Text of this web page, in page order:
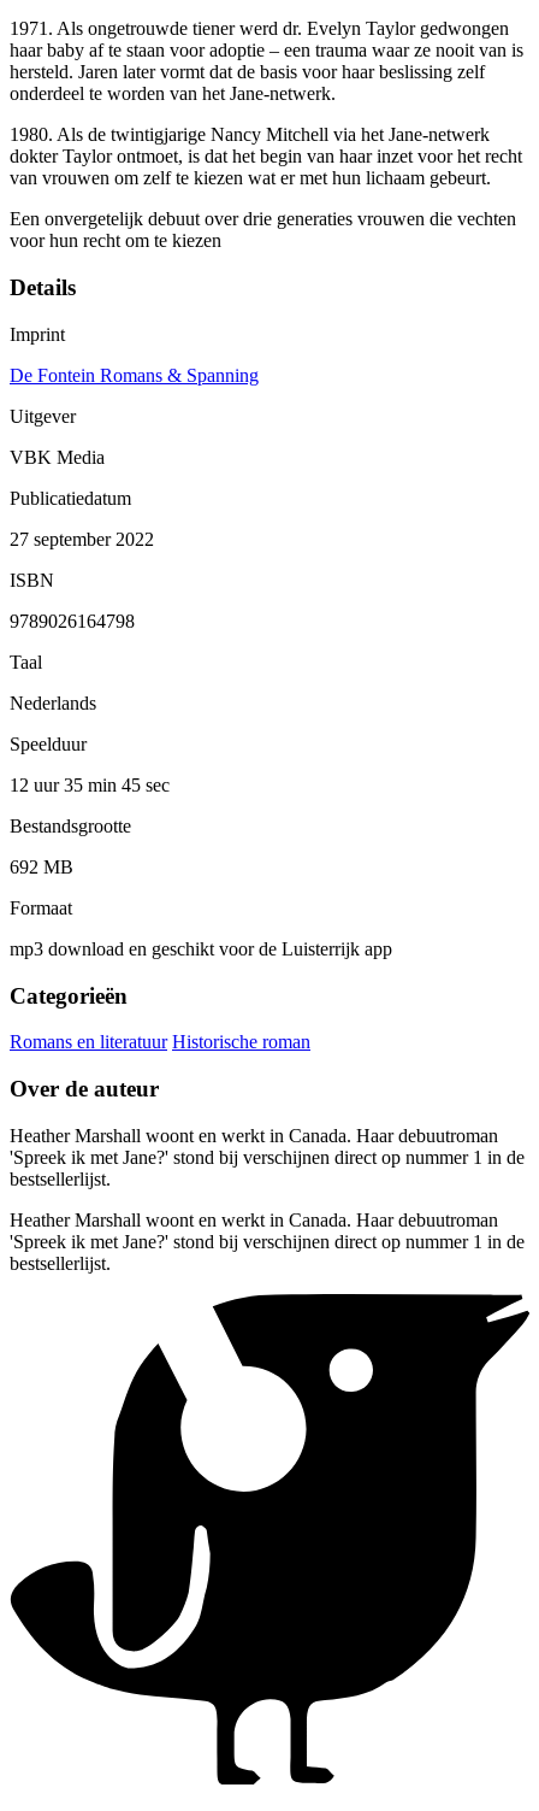
1971. Als ongetrouwde tiener werd dr. Evelyn Taylor gedwongen
haar baby af te staan voor adoptie – een trauma waar ze nooit van is
hersteld. Jaren later vormt dat de basis voor haar beslissing zelf
onderdeel te worden van het Jane-netwerk.
1980. Als de twintigjarige Nancy Mitchell via het Jane-netwerk
dokter Taylor ontmoet, is dat het begin van haar inzet voor het recht
van vrouwen om zelf te kiezen wat er met hun lichaam gebeurt.
Een onvergetelijk debuut over drie generaties vrouwen die vechten
voor hun recht om te kiezen
Details
Imprint
De Fontein Romans & Spanning
Uitgever
VBK Media
Publicatiedatum
27 september 2022
ISBN
9789026164798
Taal
Nederlands
Speelduur
12 uur 35 min 45 sec
Bestandsgrootte
692 MB
Formaat
mp3 download en geschikt voor de Luisterrijk app
Categorieën
Romans en literatuur Historische roman
Over de auteur
Heather Marshall woont en werkt in Canada. Haar debuutroman
'Spreek ik met Jane?' stond bij verschijnen direct op nummer 1 in de
bestsellerlijst.
Heather Marshall woont en werkt in Canada. Haar debuutroman
'Spreek ik met Jane?' stond bij verschijnen direct op nummer 1 in de
bestsellerlijst.